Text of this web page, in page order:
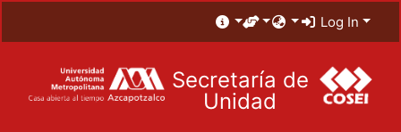
Log In
Secretaría de
Unidad